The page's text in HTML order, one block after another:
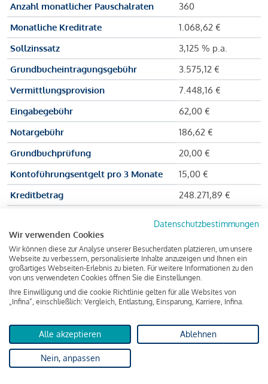
Anzahl monatlicher Pauschalraten
360
Monatliche Kreditrate
1.068,62 €
Sollzinssatz
3,125 % p.a.
Grundbucheintragungsgebühr
3.575,12 €
Vermittlungsprovision
7.448,16 €
Eingabegebühr
62,00 €
Notargebühr
186,62 €
Grundbuchprüfung
20,00 €
Kontoführungsentgelt pro 3 Monate
15,00 €
Kreditbetrag
248.271,89 €
Zu zahlender Gesamtbetrag
Kreditvermittler
INFINA Credit
Broker GmbH
von 237.000 Euro ausgezahlt, um die Wohnung zu kaufen.
Darüber hinaus fallen aber noch einige Gebühren an (z. B. die
Grundbucheintragungsgebühr), sodass die Bank den
Datenschutzbestimmungen
Wir verwenden Cookies
Wir können diese zur Analyse unserer Besucherdaten platzieren, um unsere
Webseite zu verbessern, personalisierte Inhalte anzuzeigen und Ihnen ein
großartiges Webseiten-Erlebnis zu bieten. Für weitere Informationen zu den
von uns verwendeten Cookies öffnen Sie die Einstellungen.
Ihre Einwilligung und die cookie Richtlinie gelten für alle Websites von
„Infina“, einschließlich: Vergleich, Entlastung, Einsparung, Karriere, Infina.
Alle akzeptieren Ablehnen
Nein, anpassen